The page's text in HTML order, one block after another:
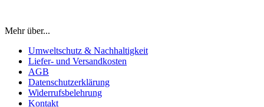
Mehr über...
Umweltschutz & Nachhaltigkeit
Liefer- und Versandkosten
AGB
Datenschutzerklärung
Widerrufsbelehrung
Kontakt